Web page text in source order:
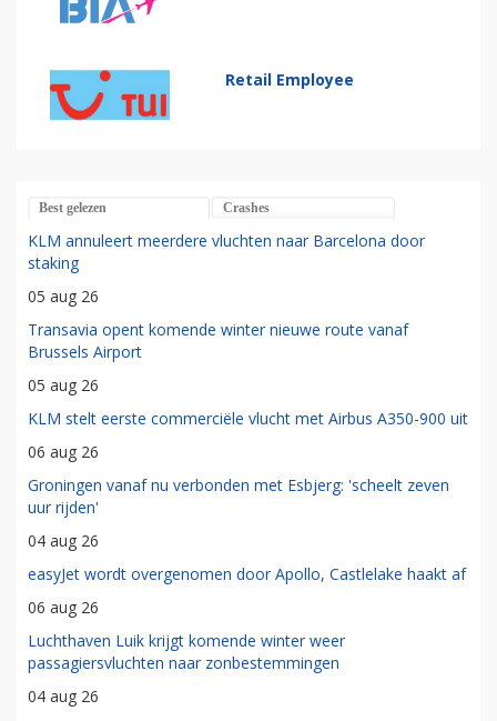
Retail Employee
Best gelezen Crashes
KLM annuleert meerdere vluchten naar Barcelona door
staking
05 aug 26
Transavia opent komende winter nieuwe route vanaf
Brussels Airport
05 aug 26
KLM stelt eerste commerciële vlucht met Airbus A350-900 uit
06 aug 26
Groningen vanaf nu verbonden met Esbjerg: 'scheelt zeven
uur rijden'
04 aug 26
easyJet wordt overgenomen door Apollo, Castlelake haakt af
06 aug 26
Luchthaven Luik krijgt komende winter weer
passagiersvluchten naar zonbestemmingen
04 aug 26